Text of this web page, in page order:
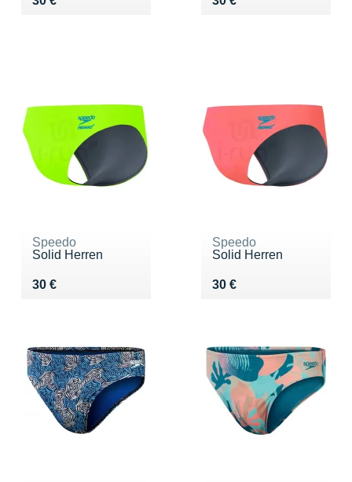
Speedo
Solid Herren
30 €
Vendu 30 €
Speedo
Solid Herren
30 €
Vendu 30 €